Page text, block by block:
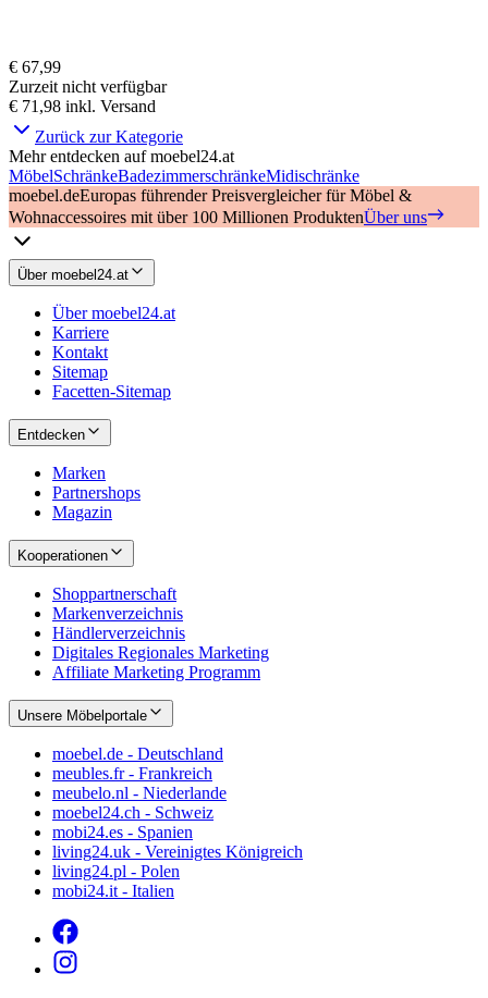
€ 67,99
Zurzeit nicht verfügbar
€ 71,98 inkl. Versand
Zurück zur Kategorie
Mehr entdecken auf moebel24.at
MöbelSchränkeBadezimmerschränkeMidischränke
moebel.deEuropas führender Preisvergleicher für Möbel &
Wohnaccessoires mit über 100 Millionen ProduktenÜber uns
Über moebel24.at
Über moebel24.at
Karriere
Kontakt
Sitemap
Facetten-Sitemap
Entdecken
Marken
Partnershops
Magazin
Kooperationen
Shoppartnerschaft
Markenverzeichnis
Händlerverzeichnis
Digitales Regionales Marketing
Affiliate Marketing Programm
Unsere Möbelportale
moebel.de - Deutschland
meubles.fr - Frankreich
meubelo.nl - Niederlande
moebel24.ch - Schweiz
mobi24.es - Spanien
living24.uk - Vereinigtes Königreich
living24.pl - Polen
mobi24.it - Italien